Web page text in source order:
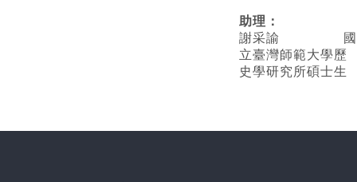
助理：
謝采諭
國
立臺灣師範大學歷
史學研究所碩士生